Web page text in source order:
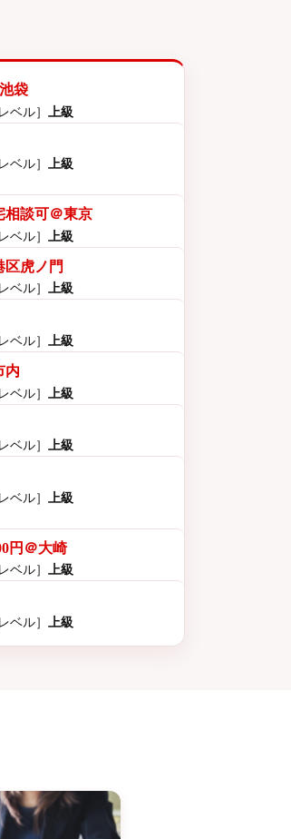
袋
ベル］ 上級
ベル］ 上級
相談可＠東京
ベル］ 上級
区虎ノ門
ベル］ 上級
ベル］ 上級
内
ベル］ 上級
ベル］ 上級
ベル］ 上級
円＠大崎
ベル］ 上級
ベル］ 上級